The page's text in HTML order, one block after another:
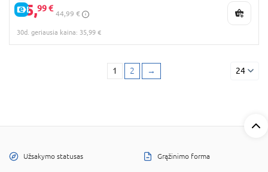
E-KAINA
35,99 €
44,99 €
30d. geriausia kaina: 35,99 €
1 2 → 24
Užsakymo statusas Grąžinimo forma